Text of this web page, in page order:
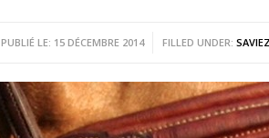
PUBLIÉ LE: 15 DÉCEMBRE 2014 FILLED UNDER: